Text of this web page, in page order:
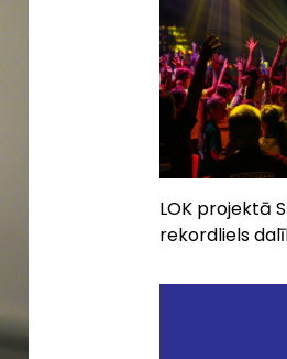
LOK projektā
rekordliels